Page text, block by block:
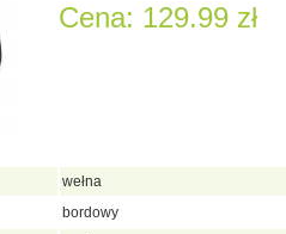
Cena: 129.99 zł
wełna
bordowy